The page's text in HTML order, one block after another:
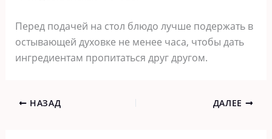
Перед подачей на стол блюдо лучше подержать в
остывающей духовке не менее часа, чтобы дать
ингредиентам пропитаться друг другом.
НАЗАД ДАЛЕЕ